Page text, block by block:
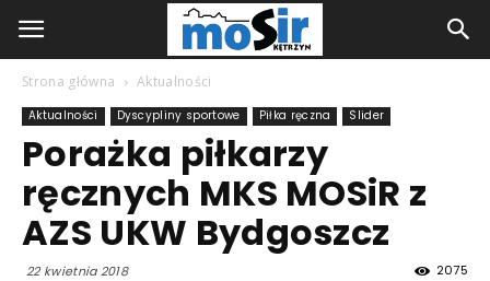
Strona główna Aktualności
Aktualności Dyscypliny sportowe Piłka ręczna Slider
Porażka piłkarzy
ręcznych MKS MOSiR z
AZS UKW Bydgoszcz
22 kwietnia 2018 2075